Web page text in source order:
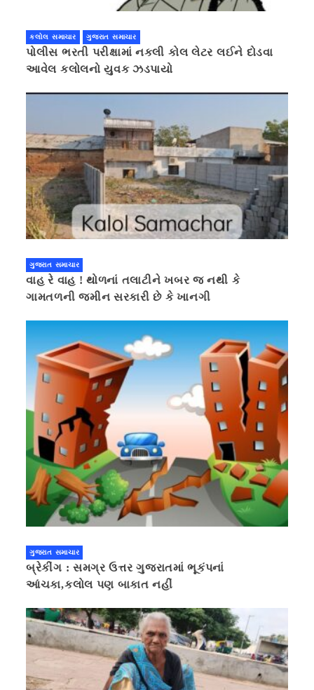
કલોલ સમાચાર ગુજરાત સમાચાર
પોલીસ ભરતી પરીક્ષામાં નકલી કોલ લેટર લઈને દોડવા
આવેલ કલોલનો યુવક ઝડપાયો
ગુજરાત સમાચાર
વાહ રે વાહ ! થોળનાં તલાટીને ખબર જ નથી કે
ગામતળની જમીન સરકારી છે કે ખાનગી
ગુજરાત સમાચાર
બ્રેકીંગ : સમગ્ર ઉત્તર ગુજરાતમાં ભૂકંપનાં
આંચકા,કલોલ પણ બાકાત નહીં